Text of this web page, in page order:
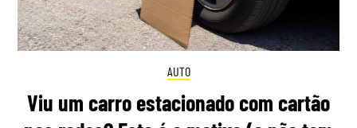
AUTO
Viu um carro estacionado com cartão